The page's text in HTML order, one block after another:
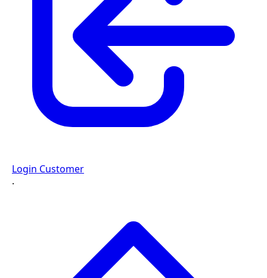
Login Customer
·